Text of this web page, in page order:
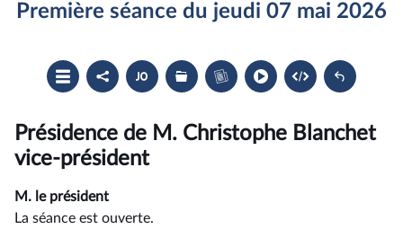
Première séance du jeudi 07 mai 2026
Ouvrir
le
sommaire
Partager
le
compte
Accéder
au
document
du
compte
rendu
Les
dossiers
législatifs
Accéder
au
cahier
Présidence de M. Christophe Blanchet
vice-président
M. le président
La séance est ouverte.